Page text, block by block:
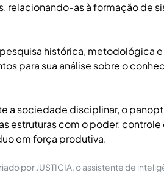
relacionando-as à formação de
histórica, metodológica
para sua análise sobre o
a sociedade disciplinar, o
estruturas com o poder,
em força produtiva.
por JUSTICIA, o assistente de